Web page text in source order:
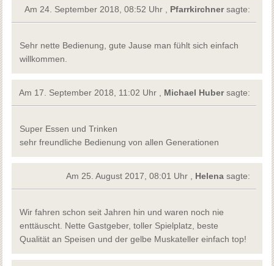
Am 24. September 2018, 08:52 Uhr , Pfarrkirchnersagte:
Sehr nette Bedienung, gute Jause man fühlt sich einfach
willkommen.
Am 17. September 2018, 11:02 Uhr , Michael Hubersagte:
Super Essen und Trinken
sehr freundliche Bedienung von allen Generationen
Am 25. August 2017, 08:01 Uhr , Helena sagte:
Wir fahren schon seit Jahren hin und waren noch nie
enttäuscht. Nette Gastgeber, toller Spielplatz, beste
Qualität an Speisen und der gelbe Muskateller einfach top!